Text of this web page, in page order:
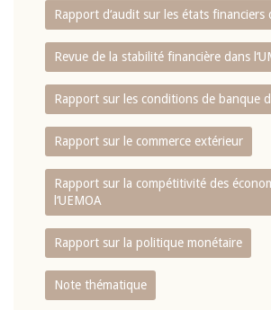
Rapport d‘audit sur les états financiers
Revue de la stabilité financière dans
Rapport sur les conditions de banque
Rapport sur le commerce extérieur
Rapport sur la compétitivité des
l‘UEMOA
Rapport sur la politique monétaire
Note thématique